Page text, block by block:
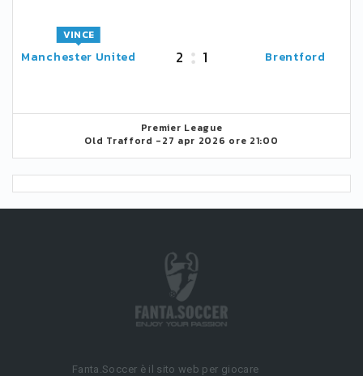
Manchester United
VINCE
2 1 Brentford
Premier League
Old Trafford -27 apr 2026 ore 21:00
Fanta.Soccer è il sito web per giocare